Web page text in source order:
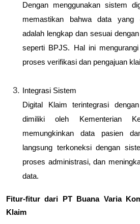
Dengan menggunakan sistem
memastikan bahwa data yang
adalah lengkap dan sesuai
seperti BPJS. Hal ini
proses verifikasi dan pengajuan
Integrasi Sistem
Digital Klaim terintegrasi
dimiliki oleh Kementerian
memungkinkan data pasien
langsung terkoneksi dengan
proses administrasi, dan
data.
Fitur-fitur dari PT Buana Varia
Klaim